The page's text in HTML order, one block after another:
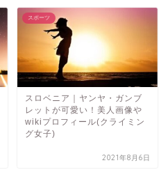
スポーツ
スロベニア｜ヤンヤ・ガンブ
レットが可愛い！美人画像や
wikiプロフィール(クライミン
グ女子)
2021年8月6日